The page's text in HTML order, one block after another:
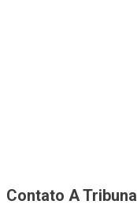
Contato A Tribuna